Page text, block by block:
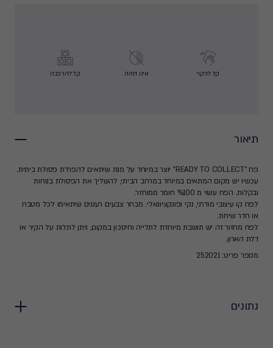
קל לניקוי אינו דוהה קל להרכבה
תיאור
פח “READY TO COLLECT” יוצר במיוחד על מנת שיתאים להפרדת פסולת ביתית.
עכשיו יש מקום המתאים במיוחד במרחב הביתי, להשליך את הפסולת בנוחות
ובקלות. הפח עשוי מ %100 חומר ממוחזר.
לפח קו עיצובי מודרני, נקי ופונקציונאלי. מבחר צבעים רעננים שיתאימו לכל מטבח
או חדר שירות.
לפח מחזור זה יש תושבת מיוחדת לתלייה וחיסכון במקום, ניתן לתלות על הקיר או
דלת הארון.
מספר פריט: 252021
נתונים